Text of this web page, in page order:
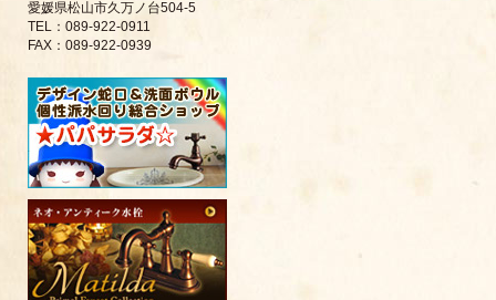
愛媛県松山市久万ノ台504-5
TEL：089-922-0911
FAX：089-922-0939